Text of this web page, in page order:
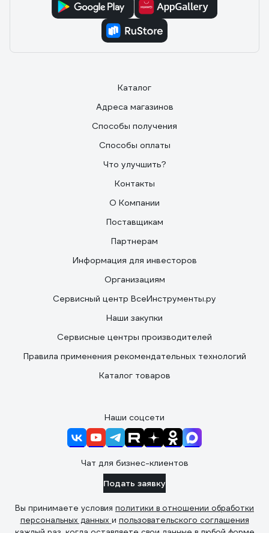
Каталог
Адреса магазинов
Способы получения
Способы оплаты
Что улучшить?
Контакты
О Компании
Поставщикам
Партнерам
Информация для инвесторов
Организациям
Сервисный центр ВсеИнструменты.ру
Наши закупки
Сервисные центры производителей
Правила применения рекомендательных технологий
Каталог товаров
Наши соцсети
Чат для бизнес-клиентов
Подать заявку
Вы принимаете условия политики в отношении обработки
персональных данных и пользовательского соглашения